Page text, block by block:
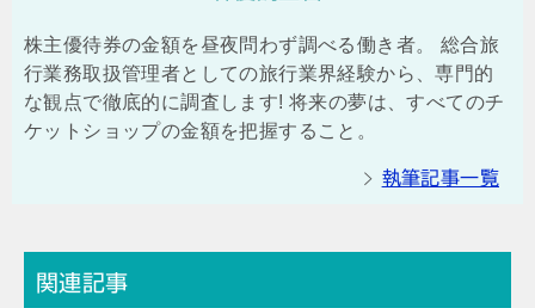
株主優待券の金額を昼夜問わず調べる働き者。 総合旅
行業務取扱管理者としての旅行業界経験から、専門的
な観点で徹底的に調査します! 将来の夢は、すべてのチ
ケットショップの金額を把握すること。
執筆記事一覧
関連記事